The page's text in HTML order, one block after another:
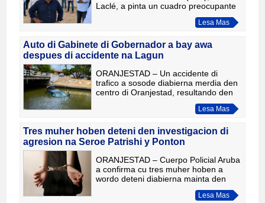
Laclé, a pinta un cuadro preocupante
tocante e situacion actual den
Departamento di Recherche, durante
Lesa Mas
Auto di Gabinete di Gobernador a bay awa
despues di accidente na Lagun
ORANJESTAD – Un accidente di
trafico a sosode diabierna merdia den
centro di Oranjestad, resultando den
un vehiculo oficial di Gabinete di
Gobernador bayendo awa despues di
Lesa Mas
Tres muher hoben deteni den investigacion di
agresion na Seroe Patrishi y Ponton
ORANJESTAD – Cuerpo Policial Aruba
a confirma cu tres muher hoben a
wordo deteni diabierna mainta den
conexion cu un caso di agresion cu a
sosode diaranson anochi, 3 di juni
Lesa Mas